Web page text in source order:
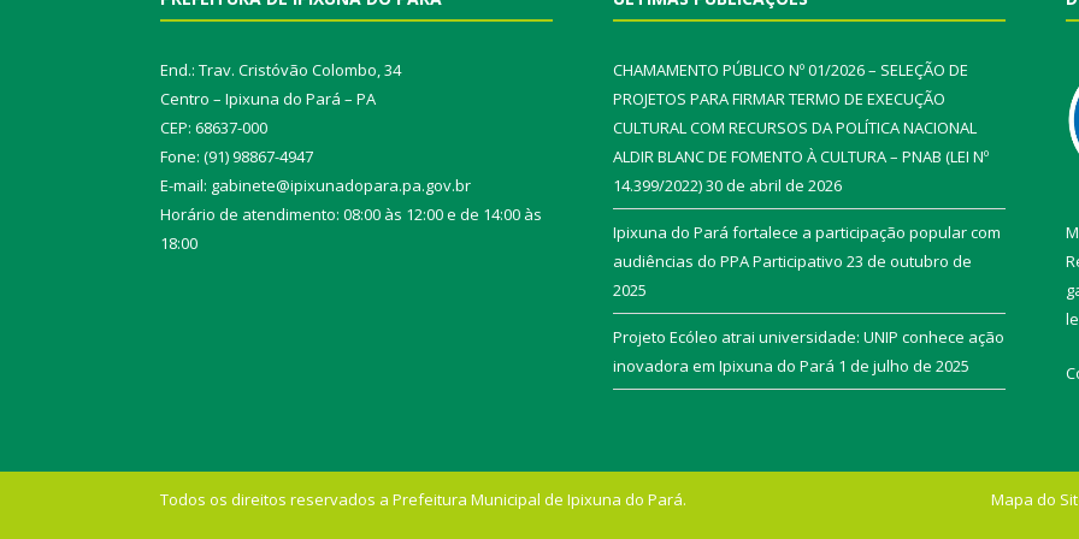
End.: Trav. Cristóvão Colombo, 34
Centro – Ipixuna do Pará – PA
CEP: 68637-000
Fone: (91) 98867-4947
E-mail: gabinete@ipixunadopara.pa.gov.br
Horário de atendimento: 08:00 às 12:00 e de 14:00 às
18:00
CHAMAMENTO PÚBLICO Nº 01/2026 – SELEÇÃO DE
PROJETOS PARA FIRMAR TERMO DE EXECUÇÃO
CULTURAL COM RECURSOS DA POLÍTICA NACIONAL
ALDIR BLANC DE FOMENTO À CULTURA – PNAB (LEI Nº
14.399/2022)30 de abril de 2026
Ipixuna do Pará fortalece a participação popular com
audiências do PPA Participativo 23 de outubro de
2025
Projeto Ecóleo atrai universidade: UNIP conhece ação
inovadora em Ipixuna do Pará 1 de julho de 2025
Todos os direitos reservados a Prefeitura Municipal de Ipixuna do Pará. Mapa do